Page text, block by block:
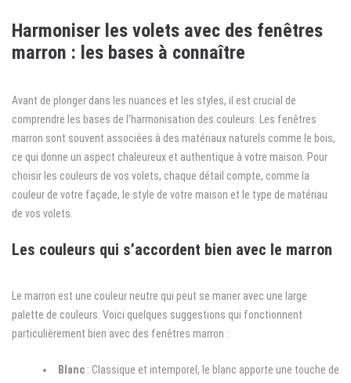
Harmoniser les volets avec des fenêtres
marron : les bases à connaître
Avant de plonger dans les nuances et les styles, il est crucial de
comprendre les bases de l’harmonisation des couleurs. Les fenêtres
marron sont souvent associées à des matériaux naturels comme le bois,
ce qui donne un aspect chaleureux et authentique à votre maison. Pour
choisir les couleurs de vos volets, chaque détail compte, comme la
couleur de votre façade, le style de votre maison et le type de matériau
de vos volets.
Les couleurs qui s’accordent bien avec le marron
Le marron est une couleur neutre qui peut se marier avec une large
palette de couleurs. Voici quelques suggestions qui fonctionnent
particulièrement bien avec des fenêtres marron :
Blanc : Classique et intemporel, le blanc apporte une touche de